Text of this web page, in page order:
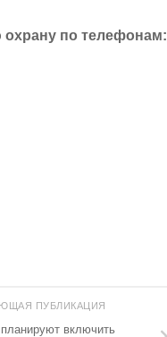
по телефонам:
ПУБЛИКАЦИЯ
включить